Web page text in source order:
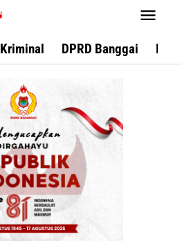
Kriminal DPRD Banggai